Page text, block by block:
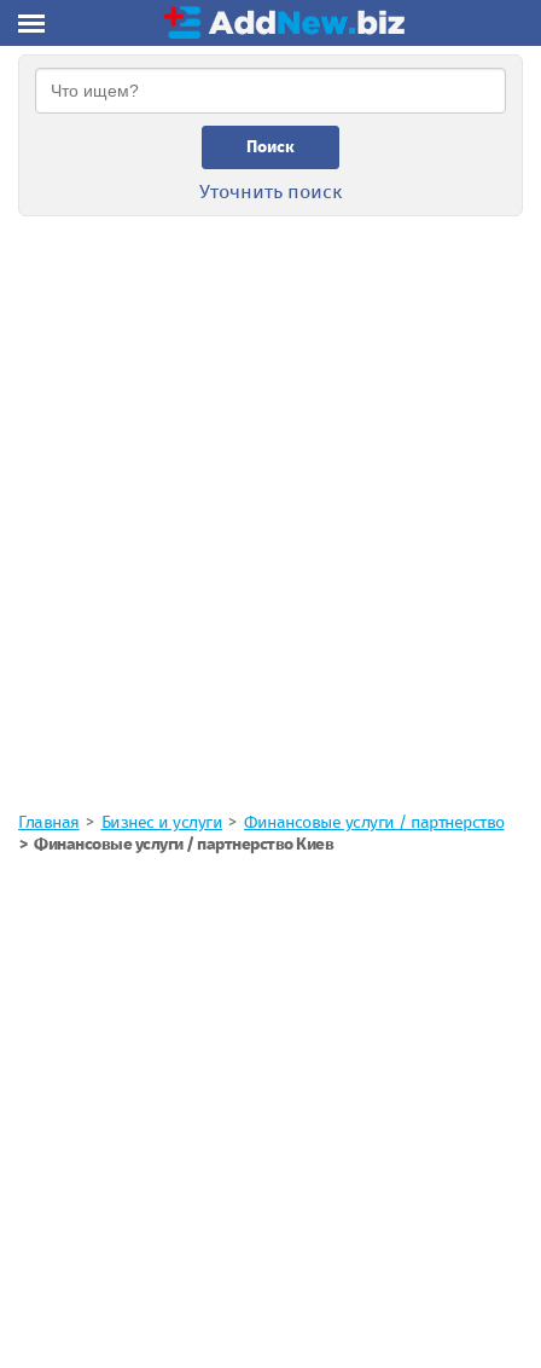
Поиск
Уточнить поиск
Главная Бизнес и услуги
Финансовые услуги / партнерство
Финансовые услуги / партнерство Киев